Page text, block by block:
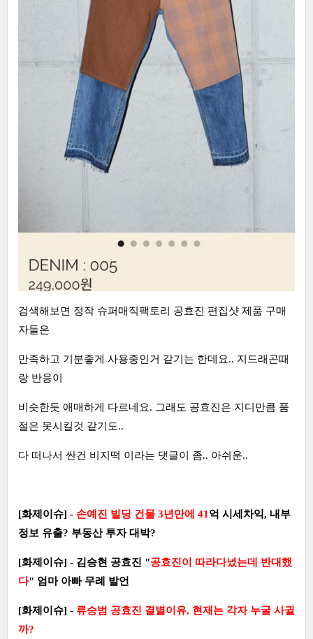
검색해보면 정작 슈퍼매직팩토리 공효진 편집샷 제품 구매
자들은
만족하고 기분좋게 사용중인거 같기는 한데요.. 지드래곤때
랑 반응이
비슷한듯 애매하게 다르네요. 그래도 공효진은 지디만큼 품
절은 못시킬것 같기도..
다 떠나서 싼건 비지떡 이라는 댓글이 좀.. 아쉬운..
[화제이슈] - 손예진 빌딩 건물 3년만에 41 억 시세차익, 내부
정보 유출? 부동산 투자 대박?
[화제이슈] - 김승현 공효진 "공효진이 따라다녔는데 반대했
다" 엄마 아빠 무례 발언
[화제이슈] - 류승범 공효진 결별이유, 현재는 각자 누굴 사귈
까?